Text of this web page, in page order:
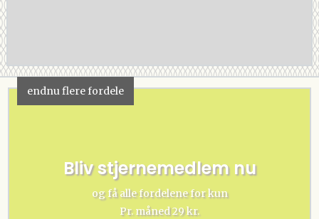
endnu flere fordele
Bliv stjernemedlem nu
og få alle fordelene for kun
Pr. måned 29 kr.